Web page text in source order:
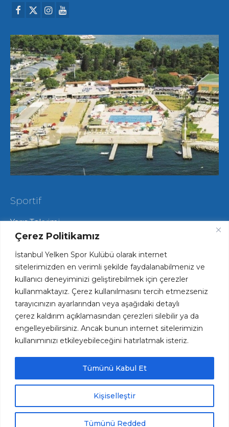
Çerez Politikamız
İstanbul Yelken Spor Kulübü olarak internet
sitelerimizden en verimli şekilde faydalanabilmeniz ve
kullanıcı deneyiminizi geliştirebilmek için çerezler
kullanmaktayız. Çerez kullanılmasını tercih etmezseniz
tarayıcınızın ayarlarından veya aşağıdaki detaylı
çerez kaldırım açıklamasından çerezleri silebilir ya da
engelleyebilirsiniz. Ancak bunun internet sitelerimizin
kullanımınızı etkileyebileceğini hatırlatmak isteriz.
Kişiselleştir
Tümünü Redded
Tümünü Kabul Et
Sportif
Yarış Takvimi
Hareketli Salma Yarışları
Yat Yarışları
Radyo Yelken Yarışları
Lisans ve Vize İşlemleri
Tekne Park ve Çekek Hizmetlerimiz
Hızlı Erişim
Haftalık Spesiyal Menü
Plaj ve Havuz Fiyatları
Kulüp Forsumuz ve Logomuz
KVKK
© 2026 İstanbul Yelken Spor Kulübü